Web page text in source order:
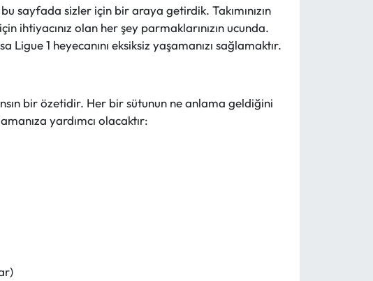
sayfada sizler için bir araya getirdik. Takımınızın
ihtiyacınız olan her şey parmaklarınızın ucunda.
1 heyecanını eksiksiz yaşamanızı sağlamaktır.
bir özetidir. Her bir sütunun ne anlama geldiğini
yardımcı olacaktır: